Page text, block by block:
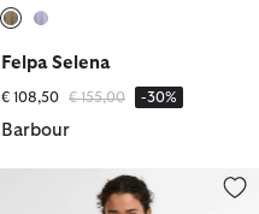
Felpa Selena
€ 108,50 Prezzo ridotto da
€ 155,00a -30%
Barbour